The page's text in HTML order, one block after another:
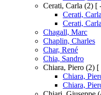
Cerati, Carla (2) [
Cerati,
Cerati,
Chagall, Marc
Chaplin, Charles
Char, René
Chia, Sandro
Chiara, Piero (2) [
Chiara,
Chiara,